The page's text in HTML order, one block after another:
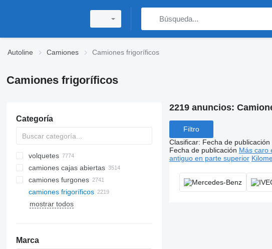
Autoline Camiones Camiones frigoríficos
Camiones frigoríficos
Categoría
volquetes
camiones cajas abiertas
camiones furgones
camiones frigoríficos
mostrar todos
Marca
2219 anuncios:
Filtro
Clasificar: Fecha de publicación
Fecha de publicación Más caro
antiguo en parte superior